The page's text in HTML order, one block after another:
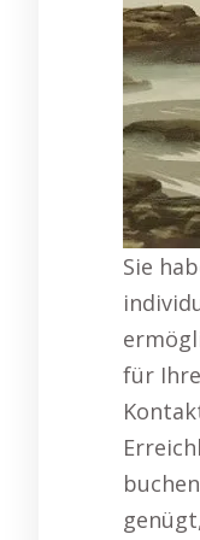
Sie
für